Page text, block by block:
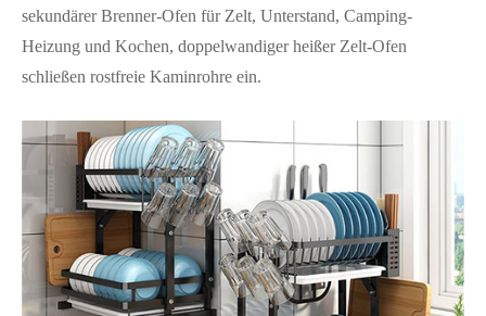
sekundärer Brenner-Ofen für Zelt, Unterstand, Camping-
Heizung und Kochen, doppelwandiger heißer Zelt-Ofen
schließen rostfreie Kaminrohre ein.